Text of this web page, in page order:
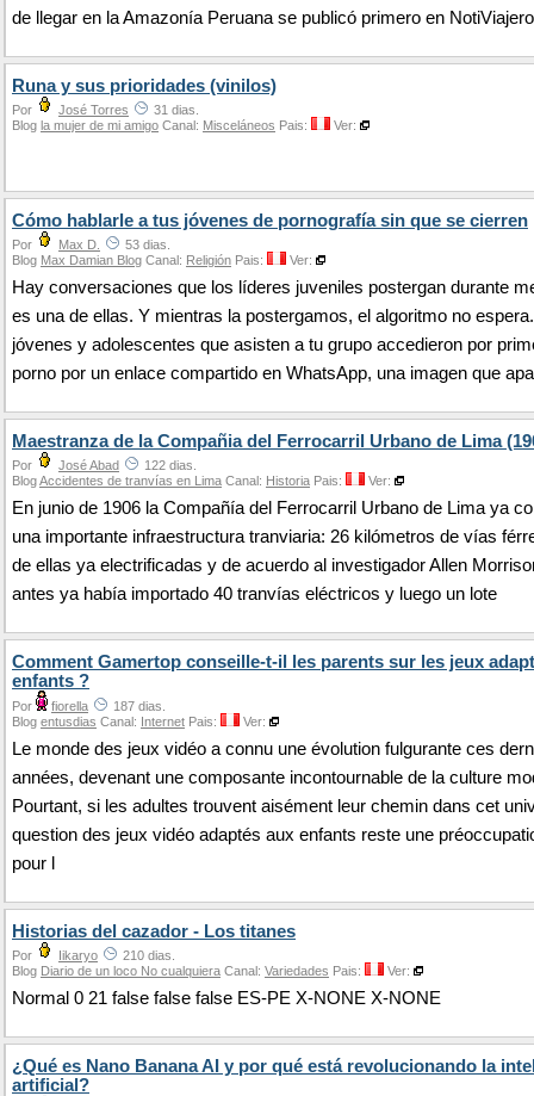
de llegar en la Amazonía Peruana se publicó primero en
Runa y sus prioridades (vinilos)
Por José Torres
31 dias.
Blog la mujer de mi amigo Canal: Misceláneos Pais: Ver:
Cómo hablarle a tus jóvenes de pornografía sin que se cierren
Por Max D.
53 dias.
Blog Max Damian Blog Canal: Religión Pais: Ver:
Hay conversaciones que los líderes juveniles postergan durante
es una de ellas. Y mientras la postergamos, el algoritmo no
jóvenes y adolescentes que asisten a tu grupo accedieron por
porno por un enlace compartido en WhatsApp, una imagen que
Maestranza de la Compañia del Ferrocarril Urbano de Lima
Por José Abad
122 dias.
BlogAccidentes de tranvías en Lima Canal: Historia Pais: Ver:
En junio de 1906 la Compañía del Ferrocarril Urbano de Lima ya
una importante infraestructura tranviaria: 26 kilómetros de vías
de ellas ya electrificadas y de acuerdo al investigador Allen
antes ya había importado 40 tranvías eléctricos y luego un lote
Comment Gamertop conseille-t-il les parents sur les jeux
enfants ?
Por fiorella
187 dias.
Blog entusdias Canal: Internet Pais: Ver:
Le monde des jeux vidéo a connu une évolution fulgurante ces
années, devenant une composante incontournable de la culture
Pourtant, si les adultes trouvent aisément leur chemin dans cet
question des jeux vidéo adaptés aux enfants reste une
pour l
Historias del cazador - Los titanes
Por Iikaryo
210 dias.
Blog Diario de un loco No cualquiera Canal: Variedades Pais: Ver:
Normal 0 21 false false false ES-PE X-NONE X-NONE
¿Qué es Nano Banana AI y por qué está revolucionando la
artificial?